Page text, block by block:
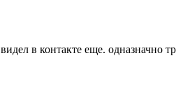
видел в контакте еще. одназначно